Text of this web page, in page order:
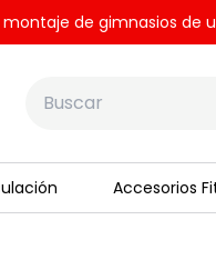
de gimnasios de
Accesorios